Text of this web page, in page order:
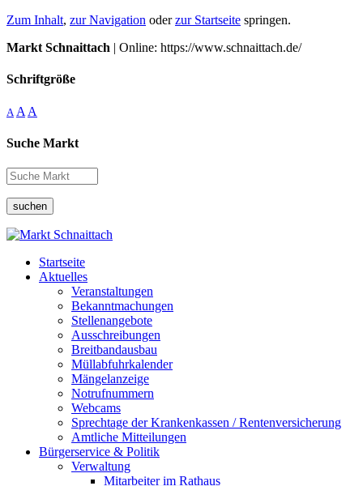
Zum Inhalt, zur Navigation oderzur Startseite springen.
Markt Schnaittach | Online: https://www.schnaittach.de/
Schriftgröße
A A A
Suche Markt
suchen
Startseite
Aktuelles
Veranstaltungen
Bekanntmachungen
Stellenangebote
Ausschreibungen
Breitbandausbau
Müllabfuhrkalender
Mängelanzeige
Notrufnummern
Webcams
Sprechtage der Krankenkassen / Rentenversicherung
Amtliche Mitteilungen
Bürgerservice & Politik
Verwaltung
Mitarbeiter im Rathaus